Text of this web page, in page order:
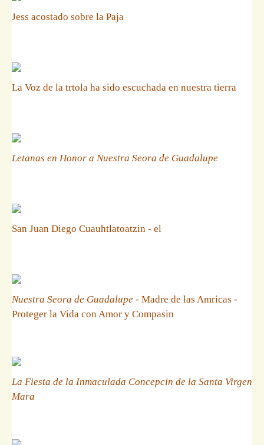
Jess acostado sobre la Paja
La Voz de la trtola ha sido escuchada en nuestra tierra
Letanas en Honor a Nuestra Seora de Guadalupe
San Juan Diego Cuauhtlatoatzin - el
Nuestra Seora de Guadalupe - Madre de las Amricas -
Proteger la Vida con Amor y Compasin
La Fiesta de la Inmaculada Concepcin de la Santa Virgen
Mara